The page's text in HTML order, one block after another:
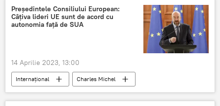
Președintele Consiliului European:
Câţiva lideri UE sunt de acord cu
autonomia faţă de SUA
14 Aprilie 2023, 13:00
Internațional
Charles Michel
Consiliul Europei
Franța Macron